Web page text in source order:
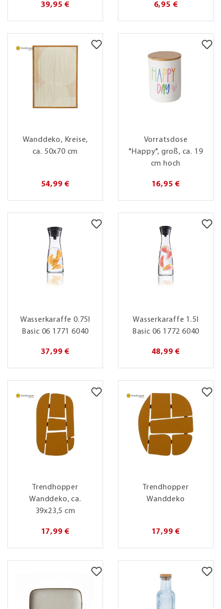
39,95 € 6,95 €
Wanddeko, Kreise,
ca. 50x70 cm
54,99 €
Vorratsdose
"Happy", groß, ca. 19
cm hoch
16,95 €
Wasserkaraffe 0.75l
Basic 06 1771 6040
37,99 €
Wasserkaraffe 1.5l
Basic 06 1772 6040
48,99 €
Trendhopper
Wanddeko, ca.
39x23,5 cm
17,99 €
Trendhopper
Wanddeko
17,99 €